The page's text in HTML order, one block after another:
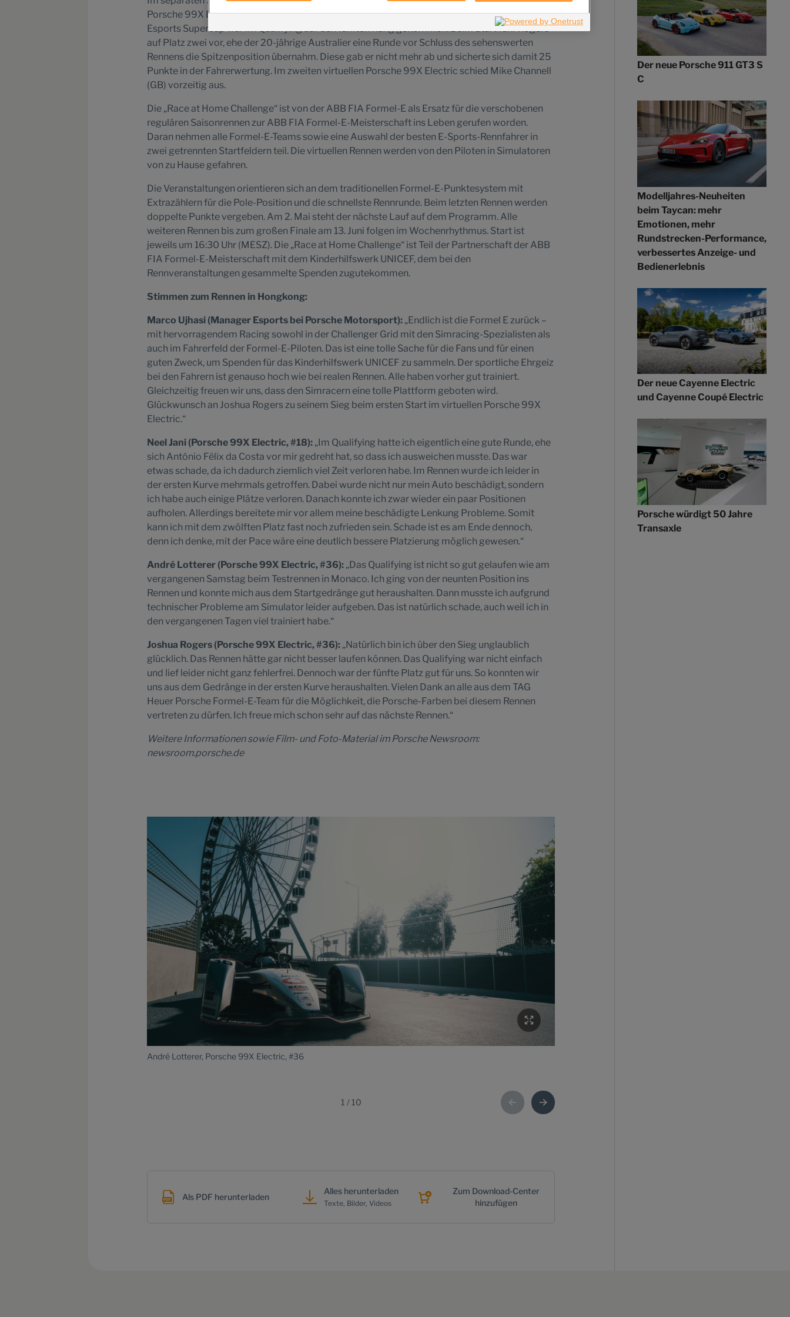
Porsche 99X Electric seinen ersten Rennsieg. Der aktuelle Champion des Porsche TAG Heuer
Esports Supercup war im Qualifying auf den fünften Rang gekommen. Beim Start fuhr Rogers
auf Platz zwei vor, ehe der 20-jährige Australier eine Runde vor Schluss des sehenswerten
Rennens die Spitzenposition übernahm. Diese gab er nicht mehr ab und sicherte sich damit 25
Punkte in der Fahrerwertung. Im zweiten virtuellen Porsche 99X Electric schied Mike Channell
(GB) vorzeitig aus.
Die „Race at Home Challenge“ ist von der ABB FIA Formel-E als Ersatz für die verschobenen
regulären Saisonrennen zur ABB FIA Formel-E-Meisterschaft ins Leben gerufen worden.
Daran nehmen alle Formel-E-Teams sowie eine Auswahl der besten E-Sports-Rennfahrer in
zwei getrennten Startfeldern teil. Die virtuellen Rennen werden von den Piloten in Simulatoren
von zu Hause gefahren.
Die Veranstaltungen orientieren sich an dem traditionellen Formel-E-Punktesystem mit
Extrazählern für die Pole-Position und die schnellste Rennrunde. Beim letzten Rennen werden
doppelte Punkte vergeben. Am 2. Mai steht der nächste Lauf auf dem Programm. Alle
weiteren Rennen bis zum großen Finale am 13. Juni folgen im Wochenrhythmus. Start ist
jeweils um 16:30 Uhr (MESZ). Die „Race at Home Challenge“ ist Teil der Partnerschaft der ABB
FIA Formel-E-Meisterschaft mit dem Kinderhilfswerk UNICEF, dem bei den
Rennveranstaltungen gesammelte Spenden zugutekommen.
Stimmen zum Rennen in Hongkong:
Marco Ujhasi (Manager Esports bei Porsche Motorsport): „Endlich ist die Formel E zurück –
mit hervorragendem Racing sowohl in der Challenger Grid mit den Simracing-Spezialisten als
auch im Fahrerfeld der Formel-E-Piloten. Das ist eine tolle Sache für die Fans und für einen
guten Zweck, um Spenden für das Kinderhilfswerk UNICEF zu sammeln. Der sportliche Ehrgeiz
bei den Fahrern ist genauso hoch wie bei realen Rennen. Alle haben vorher gut trainiert.
Gleichzeitig freuen wir uns, dass den Simracern eine tolle Plattform geboten wird.
Glückwunsch an Joshua Rogers zu seinem Sieg beim ersten Start im virtuellen Porsche 99X
Electric.“
Neel Jani (Porsche 99X Electric, #18): „Im Qualifying hatte ich eigentlich eine gute Runde, ehe
sich António Félix da Costa vor mir gedreht hat, so dass ich ausweichen musste. Das war
etwas schade, da ich dadurch ziemlich viel Zeit verloren habe. Im Rennen wurde ich leider in
der ersten Kurve mehrmals getroffen. Dabei wurde nicht nur mein Auto beschädigt, sondern
ich habe auch einige Plätze verloren. Danach konnte ich zwar wieder ein paar Positionen
aufholen. Allerdings bereitete mir vor allem meine beschädigte Lenkung Probleme. Somit
kann ich mit dem zwölften Platz fast noch zufrieden sein. Schade ist es am Ende dennoch,
denn ich denke, mit der Pace wäre eine deutlich bessere Platzierung möglich gewesen.“
André Lotterer (Porsche 99X Electric, #36): „Das Qualifying ist nicht so gut gelaufen wie am
vergangenen Samstag beim Testrennen in Monaco. Ich ging von der neunten Position ins
Rennen und konnte mich aus dem Startgedränge gut heraushalten. Dann musste ich aufgrund
technischer Probleme am Simulator leider aufgeben. Das ist natürlich schade, auch weil ich in
den vergangenen Tagen viel trainiert habe.“
Joshua Rogers (Porsche 99X Electric, #36): „Natürlich bin ich über den Sieg unglaublich
glücklich. Das Rennen hätte gar nicht besser laufen können. Das Qualifying war nicht einfach
und lief leider nicht ganz fehlerfrei. Dennoch war der fünfte Platz gut für uns. So konnten wir
uns aus dem Gedränge in der ersten Kurve heraushalten. Vielen Dank an alle aus dem TAG
Heuer Porsche Formel-E-Team für die Möglichkeit, die Porsche-Farben bei diesem Rennen
vertreten zu dürfen. Ich freue mich schon sehr auf das nächste Rennen.“
Weitere Informationen sowie Film- und Foto-Material im Porsche Newsroom:
newsroom.porsche.de
André Lotterer, Porsche 99X Electric, #36
1 / 10
Als PDF herunterladen
Alles herunterladen
Texte, Bilder, Videos
Zum Download-Center
hinzufügen
Der neue Porsche 911 GT3 S
C
Modelljahres-Neuheiten
beim Taycan: mehr
Emotionen, mehr
Rundstrecken-Performance,
verbessertes Anzeige- und
Bedienerlebnis
Der neue Cayenne Electric
und Cayenne Coupé Electric
Porsche würdigt 50 Jahre
Transaxle